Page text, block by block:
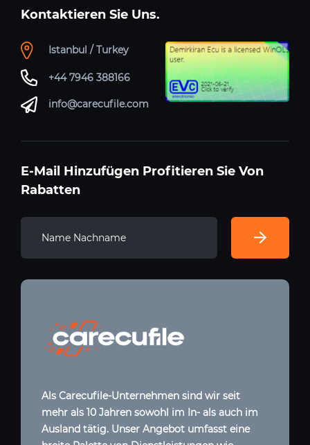
Kontaktieren Sie Uns.
Istanbul / Turkey
+44 7946 388166
info@carecufile.com
E-Mail Hinzufügen Profitieren Sie Von
Rabatten
Als Carecufile-Unternehmen sind wir seit
mehr als 10 Jahren sowohl im In- als auch im
Ausland tätig. Unser Angebot umfasst eine